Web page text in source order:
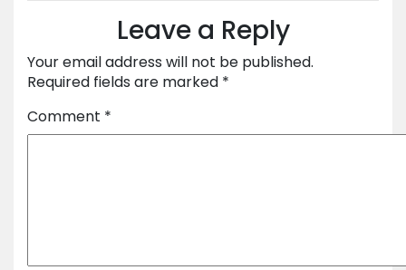
Leave a Reply
Your email address will not be published.
Required fields are marked *
Comment *